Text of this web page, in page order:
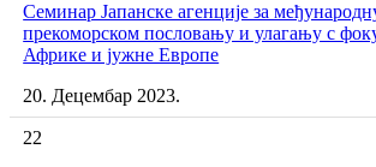
Семинар Јапанске агенције за
прекоморском пословању и улагању с
Африке и јужне Европе
20. Децембар 2023.
22